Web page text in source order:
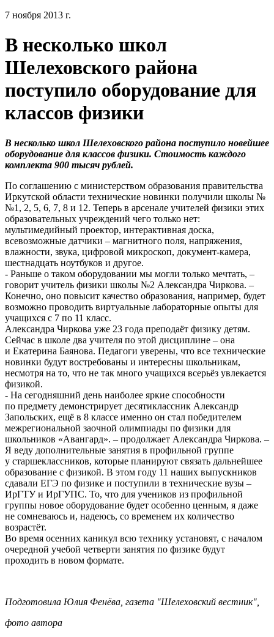
7 ноября 2013 г.
В несколько школ
Шелеховского района
поступило оборудование для
классов физики
В несколько школ Шелеховского района поступило новейшее
оборудование для классов физики. Стоимость каждого
комплекта 900 тысяч рублей.
По соглашению с министерством образования правительства
Иркутской области технические новинки получили школы №
№1, 2, 5, 6, 7, 8 и 12. Теперь в арсенале учителей физики этих
образовательных учреждений чего только нет:
мультимедийный проектор, интерактивная доска,
всевозможные датчики – магнитного поля, напряжения,
влажности, звука, цифровой микроскоп, документ-камера,
шестнадцать ноутбуков и другое.
- Раньше о таком оборудовании мы могли только мечтать, –
говорит учитель физики школы №2 Александра Чиркова. –
Конечно, оно повысит качество образования, например, будет
возможно проводить виртуальные лабораторные опыты для
учащихся с 7 по 11 класс.
Александра Чиркова уже 23 года преподаёт физику детям.
Сейчас в школе два учителя по этой дисциплине – она
и Екатерина Баянова. Педагоги уверены, что все технические
новинки будут востребованы и интересны школьникам,
несмотря на то, что не так много учащихся всерьёз увлекается
физикой.
- На сегодняшний день наиболее яркие способности
по предмету демонстрирует десятиклассник Александр
Запольских, ещё в 8 классе именно он стал победителем
межрегиональной заочной олимпиады по физики для
школьников «Авангард». – продолжает Александра Чиркова. –
Я веду дополнительные занятия в профильной группе
у старшеклассников, которые планируют связать дальнейшее
образование с физикой. В этом году 11 наших выпускников
сдавали ЕГЭ по физике и поступили в технические вузы –
ИрГТУ и ИрГУПС. То, что для учеников из профильной
группы новое оборудование будет особенно ценным, я даже
не сомневаюсь и, надеюсь, со временем их количество
возрастёт.
Во время осенних каникул всю технику установят, с началом
очередной учебой четверти занятия по физике будут
проходить в новом формате.
Подготовила Юлия Фенёва, газета "Шелеховский вестник",
фото автора